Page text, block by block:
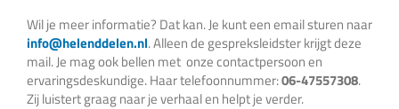
Wil je meer informatie? Dat kan. Je kunt een email sturen naar
info@helenddelen.nl. Alleen de gespreksleidster krijgt deze
mail. Je mag ook bellen met onze contactpersoon en
ervaringsdeskundige. Haar telefoonnummer:06-47557308.
Zij luistert graag naar je verhaal en helpt je verder.